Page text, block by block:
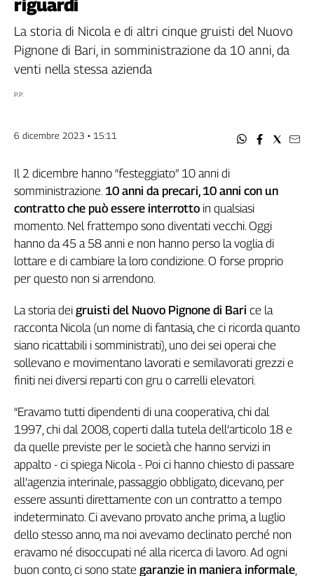
Filcams
Filctem
Fillea
Fisac
Flc
Nidil
Slc
Spi
Inca
Caaf
Speciali
di
Genova,
il
sangue
della
ragione
120
Cgil
Collettiva
Academy
Collettiva
Play
Collettiva
Talk
riguardi
La storia di Nicola e di altri cinque gruisti del Nuovo
Pignone di Bari, in somministrazione da 10 anni, da
venti nella stessa azienda
P.P.
6 dicembre 2023 • 15:11
Il 2 dicembre hanno “festeggiato” 10 anni di
somministrazione. 10 anni da precari, 10 anni con un
contratto che può essere interrotto in qualsiasi
momento. Nel frattempo sono diventati vecchi. Oggi
hanno da 45 a 58 anni e non hanno perso la voglia di
lottare e di cambiare la loro condizione. O forse proprio
per questo non si arrendono.
La storia dei gruisti del Nuovo Pignone di Bari ce la
racconta Nicola (un nome di fantasia, che ci ricorda quanto
siano ricattabili i somministrati), uno dei sei operai che
sollevano e movimentano lavorati e semilavorati grezzi e
finiti nei diversi reparti con gru o carrelli elevatori.
“Eravamo tutti dipendenti di una cooperativa, chi dal
1997, chi dal 2008, coperti dalla tutela dell’articolo 18 e
da quelle previste per le società che hanno servizi in
appalto - ci spiega Nicola -. Poi ci hanno chiesto di passare
all’agenzia interinale, passaggio obbligato, dicevano, per
essere assunti direttamente con un contratto a tempo
indeterminato. Ci avevano provato anche prima, a luglio
dello stesso anno, ma noi avevamo declinato perché non
eravamo né disoccupati né alla ricerca di lavoro. Ad ogni
buon conto, ci sono state garanzie in maniera informale,